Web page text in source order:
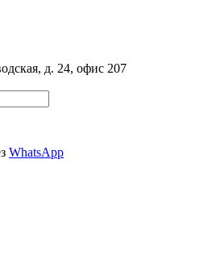
д. 24, офис 207
WhatsApp